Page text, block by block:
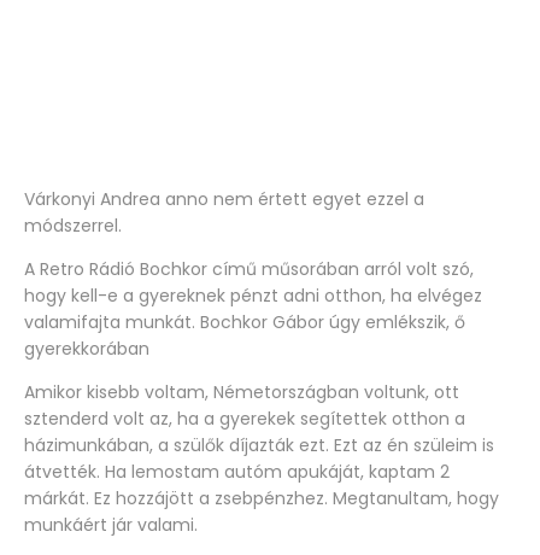
Várkonyi Andrea anno nem értett egyet ezzel a
módszerrel.
A Retro Rádió Bochkor című műsorában arról volt szó,
hogy kell-e a gyereknek pénzt adni otthon, ha elvégez
valamifajta munkát. Bochkor Gábor úgy emlékszik, ő
gyerekkorában
Amikor kisebb voltam, Németországban voltunk, ott
sztenderd volt az, ha a gyerekek segítettek otthon a
házimunkában, a szülők díjazták ezt. Ezt az én szüleim is
átvették. Ha lemostam autóm apukáját, kaptam 2
márkát. Ez hozzájött a zsebpénzhez. Megtanultam, hogy
munkáért jár valami.